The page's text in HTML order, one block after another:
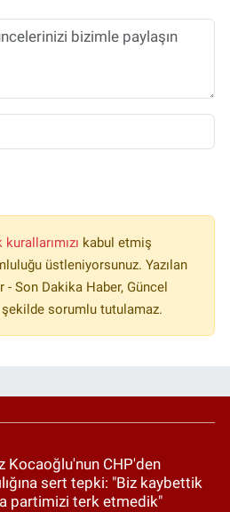
kabul etmiş
üstleniyorsunuz. Yazılan
Son Dakika Haber, Güncel
sorumlu tutulamaz.
Kocaoğlu'nun CHP'den
sert tepki: "Biz kaybettik
partimizi terk etmedik"